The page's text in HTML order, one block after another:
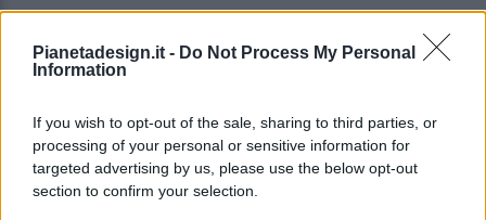
Pianetadesign.it - Do Not Process My Personal
Information
If you wish to opt-out of the sale, sharing to third parties, or
processing of your personal or sensitive information for
targeted advertising by us, please use the below opt-out
section to confirm your selection.
© 2026 - Pianeta Design - P.IVA 04827280654 - Testata
Registrata Al Tribunale Di Nocera Inferiore N. 8/2020 - RG N.